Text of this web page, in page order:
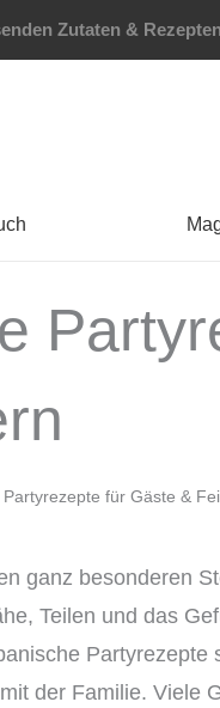
Zutaten &
für Gäste &
ganz besonderen
Teilen und das
Partyrezepte
der Familie. Viele